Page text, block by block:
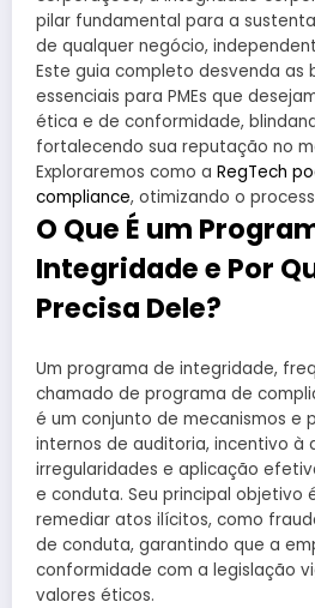
pilar fundamental para a
de qualquer negócio,
Este guia completo desvenda as
essenciais para PMEs que
ética e de conformidade,
fortalecendo sua reputação no
Exploraremos como a RegTech
compliance, otimizando o
O Que É um
Integridade e Por
Precisa Dele?
Um programa de integridade,
chamado de programa de
é um conjunto de mecanismos e
internos de auditoria, incentivo à
irregularidades e aplicação
e conduta. Seu principal objetivo
remediar atos ilícitos, como
de conduta, garantindo que a
conformidade com a legislação
valores éticos.